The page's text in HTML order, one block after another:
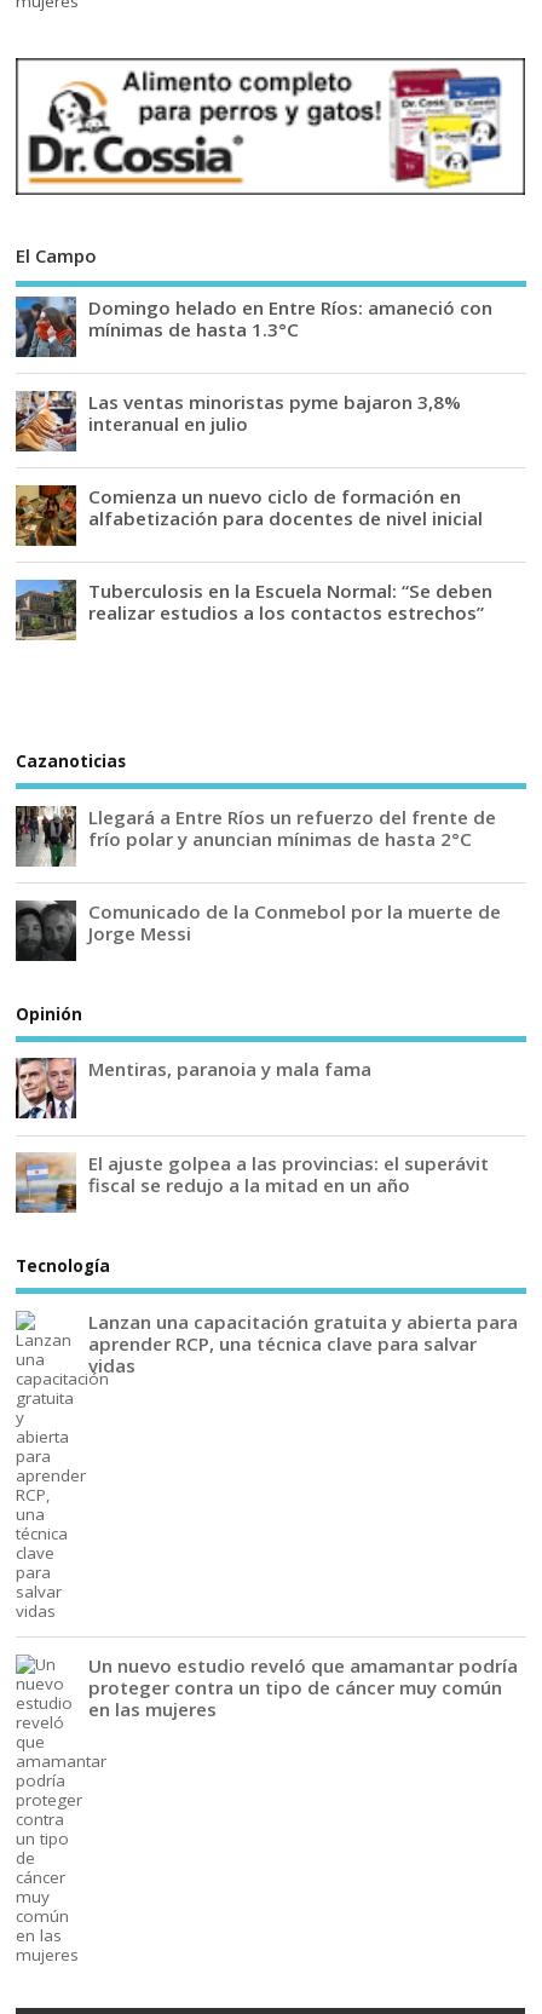
El Campo
Domingo helado en Entre Ríos: amaneció con
mínimas de hasta 1.3°C
Las ventas minoristas pyme bajaron 3,8%
interanual en julio
Comienza un nuevo ciclo de formación en
alfabetización para docentes de nivel inicial
Tuberculosis en la Escuela Normal: “Se deben
realizar estudios a los contactos estrechos”
Cazanoticias
Llegará a Entre Ríos un refuerzo del frente de
frío polar y anuncian mínimas de hasta 2°C
Comunicado de la Conmebol por la muerte de
Jorge Messi
Opinión
Mentiras, paranoia y mala fama
El ajuste golpea a las provincias: el superávit
fiscal se redujo a la mitad en un año
Tecnología
Lanzan una capacitación gratuita y abierta para
aprender RCP, una técnica clave para salvar
vidas
Un nuevo estudio reveló que amamantar podría
proteger contra un tipo de cáncer muy común
en las mujeres